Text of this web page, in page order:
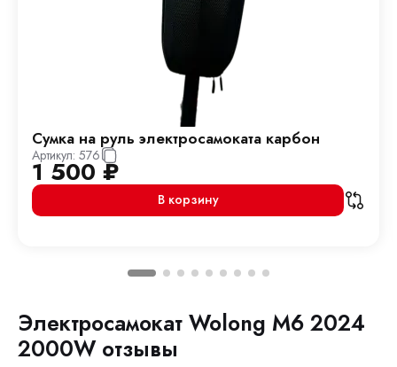
Сумка на руль электросамоката карбон
Артикул: 576
1 500₽
В корзину
Электросамокат Wolong M6 2024
2000W отзывы